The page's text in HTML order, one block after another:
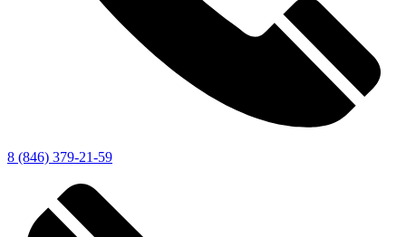
8 (846) 379-21-59